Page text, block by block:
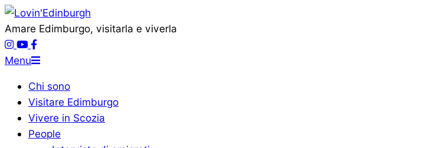
Vai
al
contenuto
Lovin'Edinburgh
Amare Edimburgo, visitarla e viverla
Menu
navigazione
primaria
Menu
Chi sono
Visitare Edimburgo
Vivere in Scozia
People